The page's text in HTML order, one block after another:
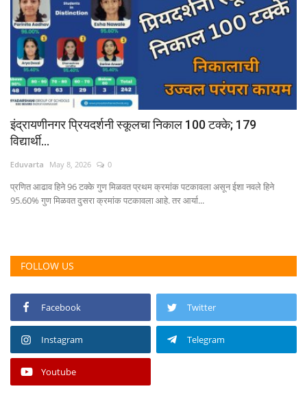
English Marathi
इंद्रायणीनगर प्रियदर्शनी स्कूलचा निकाल 100 टक्के; 179
विद्यार्थी...
Eduvarta May 8, 2026 0
प्रणित आढाव हिने 96 टक्के गुण मिळवत प्रथम क्रमांक पटकावला असून ईशा नवले हिने
95.60% गुण मिळवत दुसरा क्रमांक पटकावला आहे. तर आर्या...
FOLLOW US
Facebook Twitter
Instagram Telegram
Youtube